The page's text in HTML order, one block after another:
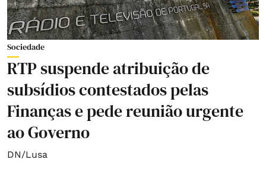
Sociedade
RTP suspende atribuição de
subsídios contestados pelas
Finanças e pede reunião urgente
ao Governo
DN/Lusa